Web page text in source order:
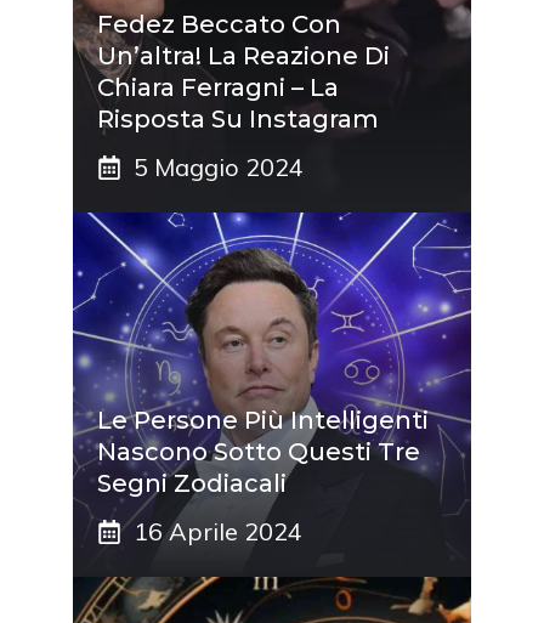
Fedez Beccato Con
Un’altra! La Reazione Di
Chiara Ferragni – La
Risposta Su Instagram
5 Maggio 2024
Le Persone Più Intelligenti
Nascono Sotto Questi Tre
Segni Zodiacali
16 Aprile 2024